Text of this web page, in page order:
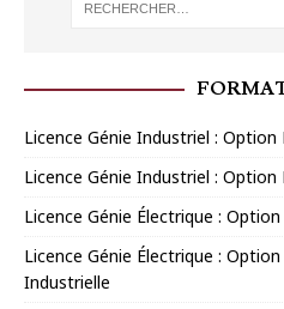
Licence Génie Industriel :
Licence Génie Industriel :
Licence Génie Électrique :
Licence Génie Électrique :
Industrielle